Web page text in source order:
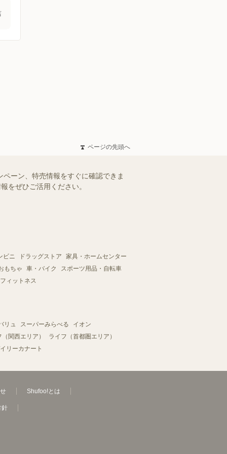
ページの先頭へ
ーン、特売情報をすぐに確認できま
をぜひご活用ください。
ビニ ドラッグストア
家具・ホームセンター
もちゃ 車・バイク
スポーツ用品・自転車
ィットネス
リュ スーパーみらべる
イオン
関西エリア）
ライフ（首都圏エリア）
リーカナート
Shufoo!とは
針